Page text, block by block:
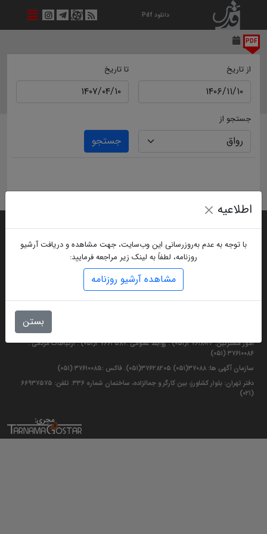
دانلود Pdf
PDF
از تاریخ تا تاریخ
جستجو از
جستجو
دفتر مرکزی: مشهد مقدس بلوار سجاد تقاطع جانباز موسسه فرهنگی قدس. تلفن:
امور مشترکین: ۳۷۶۱۸۰۴۴(۰۵۱) . روابط عمومی :۳۷۶۶۲۵۸۷(۰۵۱) . ارتباطات مردمی :
۳۷۶۱۰۰۸۶ (۰۵۱)
سازمان آگهی ها: ۳۷۰۸۸(۰۵۱) ۳۷۶۲۸۲۰۵(۰۵۱). فاکس :۳۷۶۱۰۰۸۵ (۰۵۱)
دفتر تهران: بلوار کشاورز، بین کارگر و جمالزاده، ساختمان شماره ۳۳۶. تلفن: ۶۶۹۳۷۵۷۵
(۰۲۱)
اطلاعیه
با توجه به عدم به‌روزرسانی این وب‌سایت، جهت مشاهده و دریافت آرشیو
روزنامه، لطفاً به لینک زیر مراجعه فرمایید:
مشاهده آرشیو روزنامه
بستن